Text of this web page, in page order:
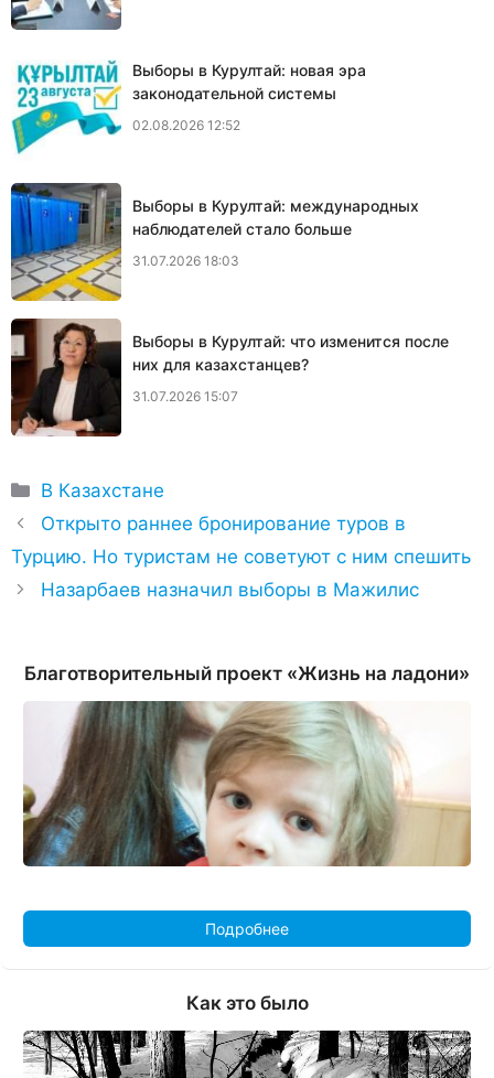
Выборы в Курултай: новая эра
законодательной системы
02.08.2026 12:52
Выборы в Курултай: международных
наблюдателей стало больше
31.07.2026 18:03
Выборы в Курултай: что изменится после
них для казахстанцев?
31.07.2026 15:07
Рубрики
В Казахстане
Открыто раннее бронирование туров в
Турцию. Но туристам не советуют с ним спешить
Назарбаев назначил выборы в Мажилис
Благотворительный проект «Жизнь на ладони»
Подробнее
Как это было